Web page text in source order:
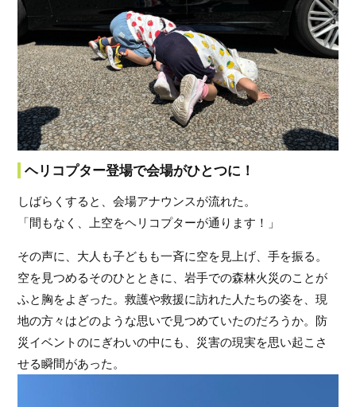
ヘリコプター登場で会場がひとつに！
しばらくすると、会場アナウンスが流れた。
「間もなく、上空をヘリコプターが通ります！」
その声に、大人も子どもも一斉に空を見上げ、手を振る。
空を見つめるそのひとときに、岩手での森林火災のことが
ふと胸をよぎった。救護や救援に訪れた人たちの姿を、現
地の方々はどのような思いで見つめていたのだろうか。防
災イベントのにぎわいの中にも、災害の現実を思い起こさ
せる瞬間があった。